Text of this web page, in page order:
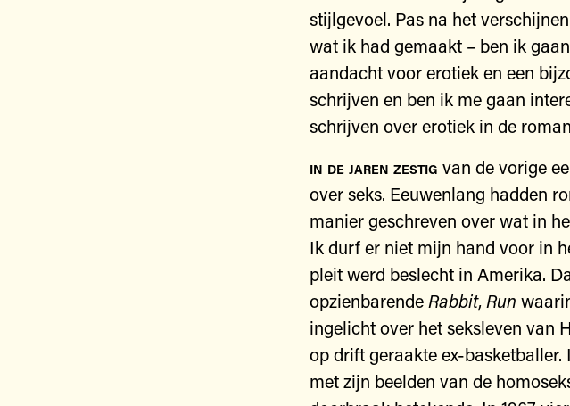
stijlgevoel. Pas na het
wat ik had gemaakt – ben ik
aandacht voor erotiek en een
schrijven en ben ik me gaan
schrijven over erotiek in de
in de jaren zestig van de vorige
over seks. Eeuwenlang hadden
manier geschreven over wat in
Ik durf er niet mijn hand voor in
pleit werd beslecht in Amerika.
opzienbarende Rabbit, Run
ingelicht over het seksleven van
op drift geraakte ex-basketballer.
met zijn beelden van de